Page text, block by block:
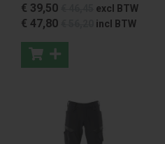
€ 39,50 excl BTW
€ 47,80 incl BTW